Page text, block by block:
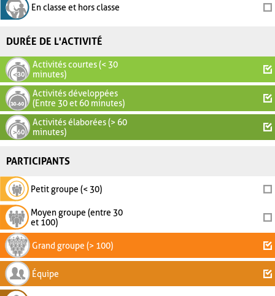
En classe et hors classe
DURÉE DE L'ACTIVITÉ
Activités courtes (< 30
minutes)
Activités développées
(Entre 30 et 60 minutes)
Activités élaborées (> 60
minutes)
PARTICIPANTS
Petit groupe (< 30)
Moyen groupe (entre 30
et 100)
Grand groupe (> 100)
Équipe